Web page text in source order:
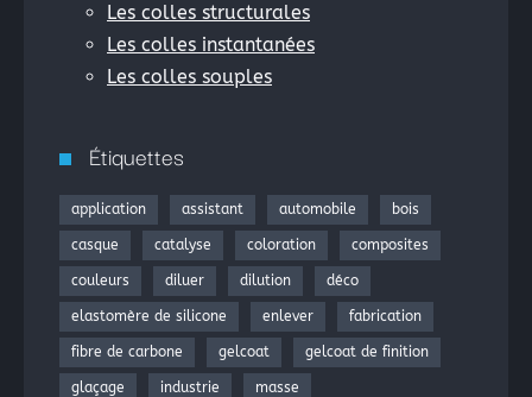
Les colles structurales
Les colles instantanées
Les colles souples
Étiquettes
application assistant automobile bois
casque catalyse coloration composites
couleurs diluer dilution déco
elastomère de silicone enlever fabrication
fibre de carbone gelcoat gelcoat de finition
glaçage industrie masse